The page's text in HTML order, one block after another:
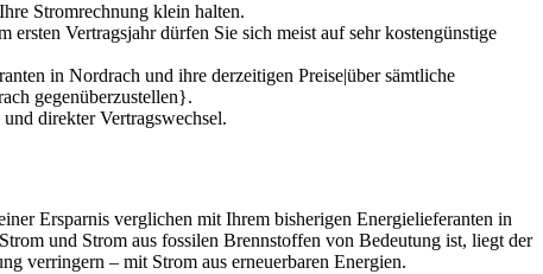
Stromrechnung klein halten.
ersten Vertragsjahr dürfen Sie sich meist auf sehr kostengünstige
in Nordrach und ihre derzeitigen Preise|über sämtliche
gegenüberzustellen}.
direkter Vertragswechsel.
Ersparnis verglichen mit Ihrem bisherigen Energielieferanten in
und Strom aus fossilen Brennstoffen von Bedeutung ist, liegt der
verringern – mit Strom aus erneuerbaren Energien.